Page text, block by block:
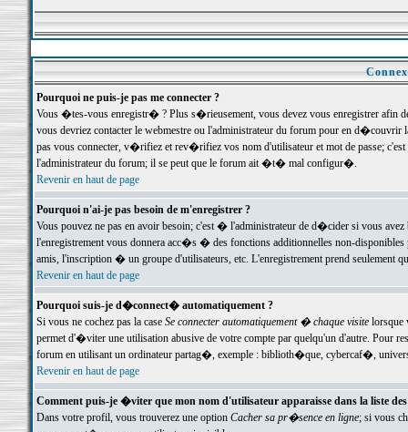
Pourquoi ne puis-je pas me connecter ?
Vous �tes-vous enregistr� ? Plus s�rieusement, vous devez vous enregistrer
vous devriez contacter le webmestre ou l'administrateur du forum pour en
pas vous connecter, v�rifiez et rev�rifiez vos nom d'utilisateur et mot de passe;
l'administrateur du forum; il se peut que le forum ait �t� mal configur�.
Revenir en haut de page
Pourquoi n'ai-je pas besoin de m'enregistrer ?
Vous pouvez ne pas en avoir besoin; c'est � l'administrateur de d�cider si vous
l'enregistrement vous donnera acc�s � des fonctions additionnelles non-
amis, l'inscription � un groupe d'utilisateurs, etc. L'enregistrement prend seulement
Revenir en haut de page
Pourquoi suis-je d�connect� automatiquement ?
Si vous ne cochez pas la case Se connecter automatiquement � chaque visitelorsque
permet d'�viter une utilisation abusive de votre compte par quelqu'un d'autre. Pour
forum en utilisant un ordinateur partag�, exemple : biblioth�que, cybercaf�,
Revenir en haut de page
Comment puis-je �viter que mon nom d'utilisateur apparaisse dans la liste
Dans votre profil, vous trouverez une option Cacher sa pr�sence en ligne; si vous